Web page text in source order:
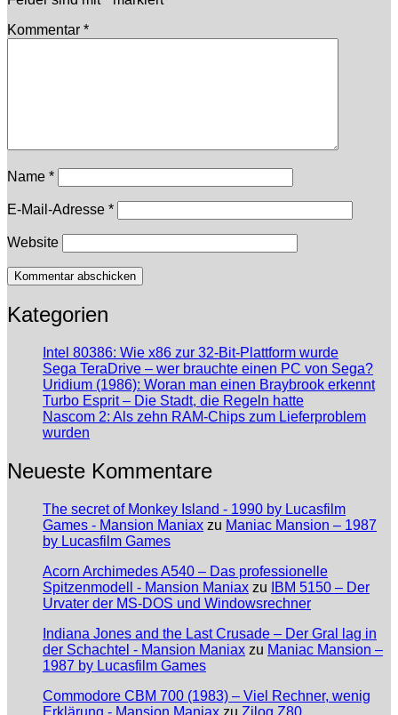
Kommentar *
Name *
E-Mail-Adresse *
Website
Kategorien
Intel 80386: Wie x86 zur 32-Bit-Plattform wurde
Sega TeraDrive – wer brauchte einen PC von Sega?
Uridium (1986): Woran man einen Braybrook erkennt
Turbo Esprit – Die Stadt, die Regeln hatte
Nascom 2: Als zehn RAM-Chips zum Lieferproblem
wurden
Neueste Kommentare
The secret of Monkey Island - 1990 by Lucasfilm
Games - Mansion Maniax zu Maniac Mansion – 1987
by Lucasfilm Games
Acorn Archimedes A540 – Das professionelle
Spitzenmodell - Mansion Maniax zu
IBM 5150 – Der
Urvater der MS-DOS und Windowsrechner
Indiana Jones and the Last Crusade – Der Gral lag in
der Schachtel - Mansion Maniax zu Maniac Mansion –
1987 by Lucasfilm Games
Commodore CBM 700 (1983) – Viel Rechner, wenig